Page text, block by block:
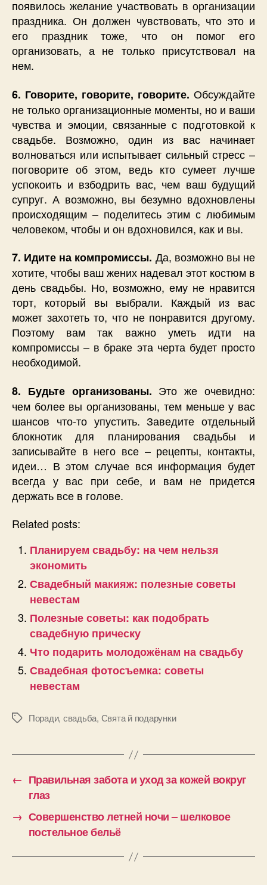
появилось желание участвовать в организации
праздника. Он должен чувствовать, что это и
его праздник тоже, что он помог его
организовать, а не только присутствовал на
нем.
6. Говорите, говорите, говорите. Обсуждайте
не только организационные моменты, но и ваши
чувства и эмоции, связанные с подготовкой к
свадьбе. Возможно, один из вас начинает
волноваться или испытывает сильный стресс –
поговорите об этом, ведь кто сумеет лучше
успокоить и взбодрить вас, чем ваш будущий
супруг. А возможно, вы безумно вдохновлены
происходящим – поделитесь этим с любимым
человеком, чтобы и он вдохновился, как и вы.
7. Идите на компромиссы. Да, возможно вы не
хотите, чтобы ваш жених надевал этот костюм в
день свадьбы. Но, возможно, ему не нравится
торт, который вы выбрали. Каждый из вас
может захотеть то, что не понравится другому.
Поэтому вам так важно уметь идти на
компромиссы – в браке эта черта будет просто
необходимой.
8. Будьте организованы. Это же очевидно:
чем более вы организованы, тем меньше у вас
шансов что-то упустить. Заведите отдельный
блокнотик для планирования свадьбы и
записывайте в него все – рецепты, контакты,
идеи… В этом случае вся информация будет
всегда у вас при себе, и вам не придется
держать все в голове.
Related posts:
Планируем свадьбу: на чем нельзя
экономить
Свадебный макияж: полезные советы
невестам
Полезные советы: как подобрать
свадебную прическу
Что подарить молодожёнам на свадьбу
Свадебная фотосъемка: советы
невестам
Позначки
Поради, свадьба, Свята й подарунки
← Правильная забота и уход за кожей вокруг
глаз
→ Совершенство летней ночи – шелковое
постельное бельё